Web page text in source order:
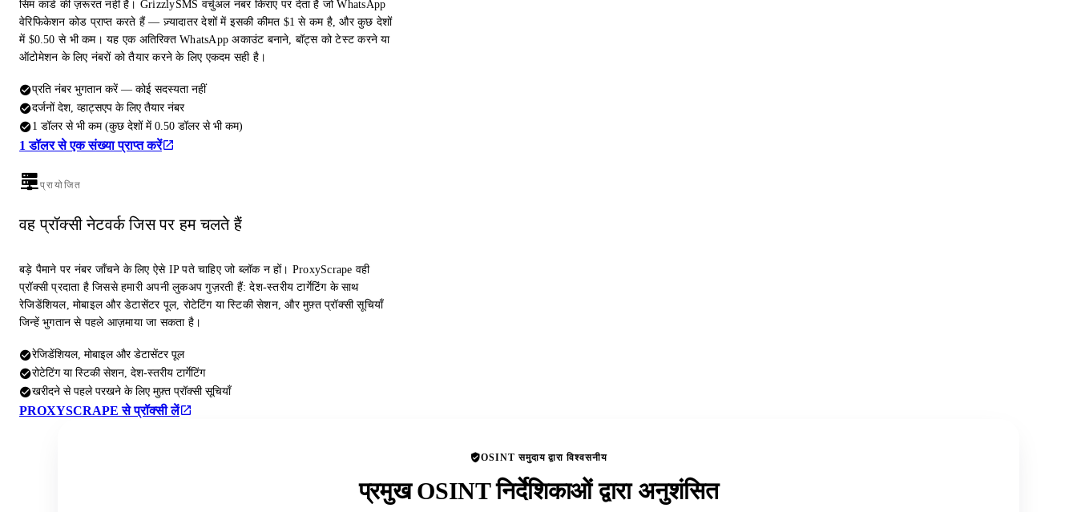
सिम कार्ड की ज़रूरत नहीं है। GrizzlySMS वर्चुअल नंबर किराए पर देता है जो WhatsApp
वेरिफिकेशन कोड प्राप्त करते हैं — ज़्यादातर देशों में इसकी कीमत $1 से कम है, और कुछ देशों
में $0.50 से भी कम। यह एक अतिरिक्त WhatsApp अकाउंट बनाने, बॉट्स को टेस्ट करने या
ऑटोमेशन के लिए नंबरों को तैयार करने के लिए एकदम सही है।
प्रति नंबर भुगतान करें — कोई सदस्यता नहीं
दर्जनों देश, व्हाट्सएप के लिए तैयार नंबर
1 डॉलर से भी कम (कुछ देशों में 0.50 डॉलर से भी कम)
1 डॉलर से एक संख्या प्राप्त करें
प्रायोजित
वह प्रॉक्सी नेटवर्क जिस पर हम चलते हैं
बड़े पैमाने पर नंबर जाँचने के लिए ऐसे IP पते चाहिए जो ब्लॉक न हों। ProxyScrape वही
प्रॉक्सी प्रदाता है जिससे हमारी अपनी लुकअप गुज़रती हैं: देश-स्तरीय टार्गेटिंग के साथ
रेजिडेंशियल, मोबाइल और डेटासेंटर पूल, रोटेटिंग या स्टिकी सेशन, और मुफ़्त प्रॉक्सी सूचियाँ
जिन्हें भुगतान से पहले आज़माया जा सकता है।
रेजिडेंशियल, मोबाइल और डेटासेंटर पूल
रोटेटिंग या स्टिकी सेशन, देश-स्तरीय टार्गेटिंग
खरीदने से पहले परखने के लिए मुफ़्त प्रॉक्सी सूचियाँ
PROXYSCRAPE से प्रॉक्सी लें
OSINT समुदाय द्वारा विश्वसनीय
प्रमुख OSINT निर्देशिकाओं द्वारा अनुशंसित